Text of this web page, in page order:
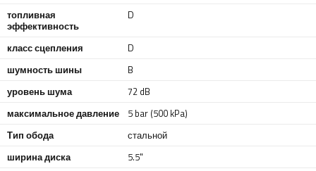
топливная
эффективность
D
класс сцепления
D
шумность шины
B
уровень шума
72 dB
максимальное давление
5 bar (500 kPa)
Тип обода
стальной
ширина диска
5.5"